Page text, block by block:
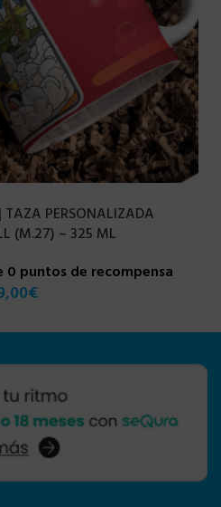
TAZA PERSONALIZADA
(M.27) – 325 ML
0 puntos de recompensa
€